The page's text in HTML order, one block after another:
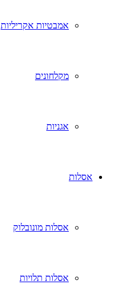
אמבטיות אקריליות
מקלחונים
אגניות
אסלות
אסלות מונובלוק
אסלות תלויות